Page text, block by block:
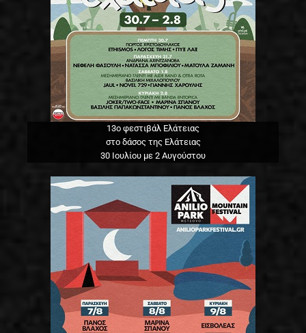
13o φεστιβάλ Ελάτειας
στο δάσος της Ελάτειας
30 Ιουλίου με 2 Αυγούστου